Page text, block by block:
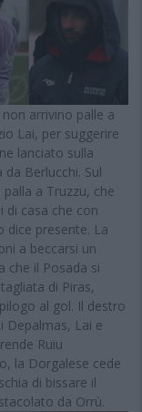
arrivino palle a
Lai, per suggerire
lanciato sulla
Berlucchi. Sul
a Truzzu, che
di casa che con
dice presente. La
a beccarsi un
che il Posada si
di Piras,
al gol. Il destro
Depalmas, Lai e
Ruiu
la Dorgalese cede
di bissare il
da Orrù.